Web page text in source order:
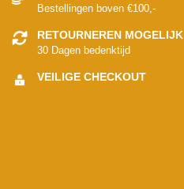
Bestellingen boven €100,-
RETOURNEREN MOGELIJK
30 Dagen bedenktijd
VEILIGE CHECKOUT